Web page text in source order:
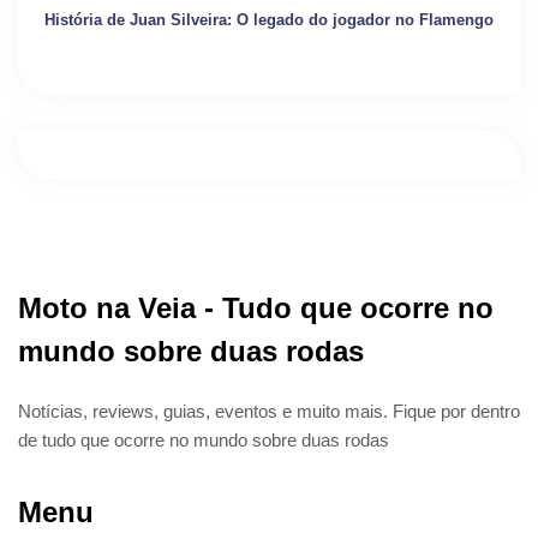
História de Juan Silveira: O legado do jogador no Flamengo
Moto na Veia - Tudo que ocorre no
mundo sobre duas rodas
Notícias, reviews, guias, eventos e muito mais. Fique por dentro
de tudo que ocorre no mundo sobre duas rodas
Menu